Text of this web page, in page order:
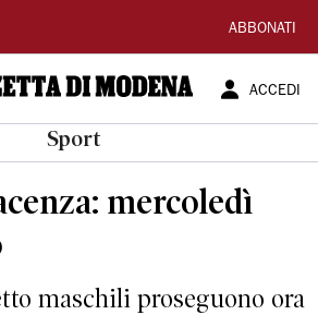
ABBONATI
ACCEDI
Sport
mercoledì
maschili proseguono ora